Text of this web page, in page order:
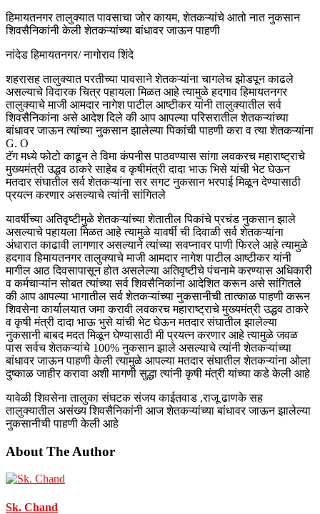
हिमायतनगर तालुक्यात पावसाचा जोर कायम, शेतकऱ्यांचे आतो नात नुकसान
शिवसैनिकांनी केली शेतकऱ्यांच्या बांधावर जाऊन पाहणी
नांदेड हिमायतनगर/ नागोराव शिंदे
शहरासह तालुक्यात परतीच्या पावसाने शेतकऱ्यांना चागलेच झोडपून काढले
असल्याचे विदारक चित्र पहायला मिळत आहे त्यामुळे हदगाव हिमायतनगर
तालुक्याचे माजी आमदार नागेश पाटील आष्टीकर यांनी तालुक्यातील सर्व
शिवसैनिकांना असे आदेश दिले की आप आपल्या परिसरातील शेतकऱ्यांच्या
बांधावर जाऊन त्यांच्या नुकसान झालेल्या पिकांची पाहणी करा व त्या शेतकऱ्यांना
G. O
टॅग मध्ये फोटो काढून ते विमा कंपनीस पाठवण्यास सांगा लवकरच महाराष्ट्राचे
मुख्यमंत्री उद्धव ठाकरे साहेब व कृषीमंत्री दादा भाऊ भिसे यांची भेट घेऊन
मतदार संघातील सर्व शेतकऱ्यांना सर सगट नुकसान भरपाई मिळून देण्यासाठी
प्रयत्न करणार असल्याचे त्यांनी सांगितले
यावर्षीच्या अतिवृष्टीमुळे शेतकऱ्यांच्या शेतातील पिकांचे प्रचंड नुकसान झाले
असल्याचे पहायला मिळत आहे त्यामुळे यावर्षी ची दिवाळी सर्व शेतकऱ्यांना
अंधारात काढावी लागणार असल्याने त्यांच्या सवप्नावर पाणी फिरले आहे त्यामुळे
हदगाव हिमायतनगर तालुक्याचे माजी आमदार नागेश पाटील आष्टीकर यांनी
मागील आठ दिवसापासून होत असलेल्या अतिवृष्टीचे पंचनामे करण्यास अधिकारी
व कर्मचाऱ्यांन सोबत त्यांच्या सर्व शिवसैनिकांना आदेशित करून असे सांगितले
की आप आपल्या भागातील सर्व शेतकऱ्यांच्या नुकसानीची तात्काळ पाहणी करून
शिवसेना कार्यालयात जमा करावी लवकरच महाराष्ट्राचे मुख्यमंत्री उद्धव ठाकरे
व कृषी मंत्री दादा भाऊ भुसे यांची भेट घेऊन मतदार संघातील झालेल्या
नुकसानी बाबद मदत मिळून घेण्यासाठी मी प्रयत्न करणार आहे त्यामुळे जवळ
पास सर्वच शेतकऱ्यांचे 100% नुकसान झाले असल्याचे त्यांनी शेतकऱ्यांच्या
बांधावर जाऊन पाहणी केली त्यामुळे आपल्या मतदार संघातील शेतकऱ्यांना ओला
दुष्काळ जाहीर करावा अशी मागणी सुद्धा त्यांनी कृषी मंत्री यांच्या कडे केली आहे
यावेळी शिवसेना तालुका संघटक संजय काईतवाड ,राजू ढाणके सह
तालुक्यातील असंख्य शिवसैनिकांनी आज शेतकऱ्यांच्या बांधावर जाऊन झालेल्या
नुकसानीची पाहणी केली आहे
About The Author
Sk. Chand